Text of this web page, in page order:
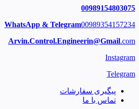
00989154803075
WhatsApp & Telegram00989354157234
Arvin.Control.Engineerin@Gmail.com
Instagram
Telegram
پیگیری سفارشات
تماس با ما